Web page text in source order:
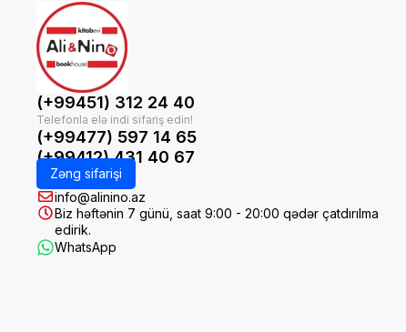
(+99451) 312 24 40
(+99477) 597 14 65
(+99412) 431 40 67
Zəng sifarişi
info@alinino.az
Biz həftənin 7 günü, saat 9:00 - 20:00 qədər çatdırılma
edirik.
WhatsApp